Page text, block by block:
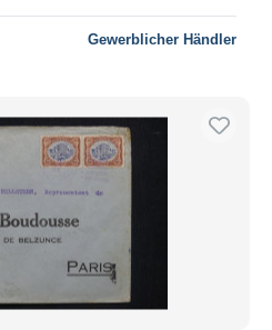
Gewerblicher Händler